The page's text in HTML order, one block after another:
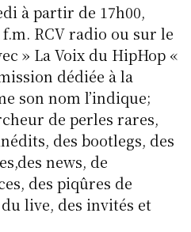
à partir de 17h00,
RCV radio ou sur le
» La Voix du HipHop «
dédiée à la
son nom l’indique;
de perles rares,
des bootlegs, des
news, de
des piqûres de
live, des invités et